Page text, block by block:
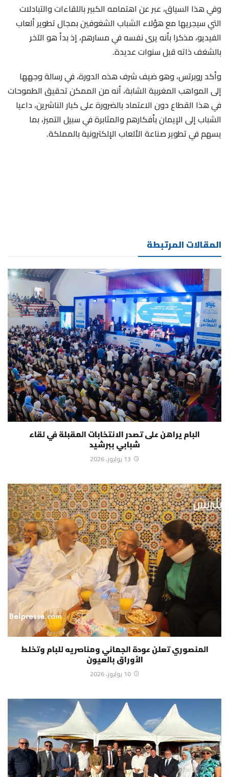
وفي هذا السياق، عبر عن اهتمامه الكبير باللقاءات والتبادلات
التي سيجريها مع هؤلاء الشباب الشغوفين بمجال تطوير ألعاب
الفيديو، مذكرا بأنه يرى نفسه في مسارهم، إذ بدأ هو الآخر
بالشغف ذاته قبل سنوات عديدة.
وأكد روبرتس، وهو ضيف شرف هذه الدورة، في رسالة وجهها
إلى المواهب المغربية الشابة، أنه من الممكن تحقيق الطموحات
في هذا القطاع دون الاعتماد بالضرورة على كبار الناشرين، داعيا
الشباب إلى الإيمان بأفكارهم والمثابرة في سبيل التميز، بما
يسهم في تطوير صناعة الألعاب الإلكترونية بالمملكة.
المقالات المرتبطة
البام يراهن على تصدر الانتخابات المقبلة في لقاء
شبابي ببرشيد
13 يوليوز، 2026
المنصوري تعلن عودة الجماني ومناصريه للبام وتخلط
الأوراق بالعيون
10 يوليوز، 2026